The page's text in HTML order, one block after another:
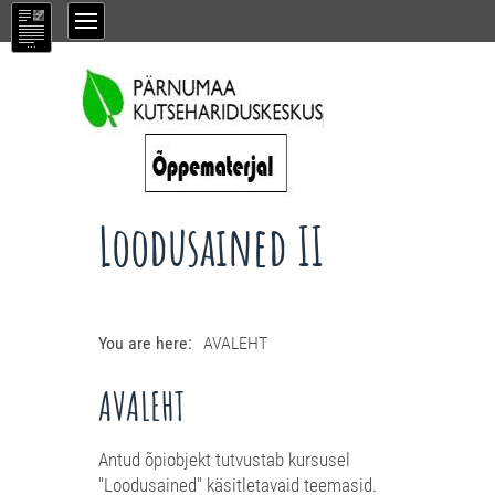
Loodusained II
You are here: AVALEHT
AVALEHT
Antud õpiobjekt tutvustab kursusel
"Loodusained" käsitletavaid teemasid.